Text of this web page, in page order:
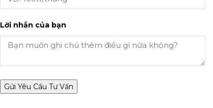
Lời nhắn của bạn
Gửi Yêu Cầu Tư Vấn